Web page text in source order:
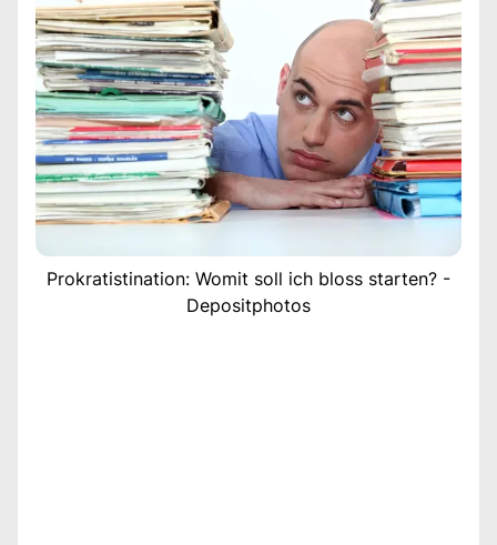
Prokratistination: Womit soll ich bloss starten? -
Depositphotos